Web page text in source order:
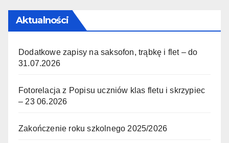
Aktualności
Dodatkowe zapisy na saksofon, trąbkę i flet – do
31.07.2026
Fotorelacja z Popisu uczniów klas fletu i skrzypiec
– 23 06.2026
Zakończenie roku szkolnego 2025/2026